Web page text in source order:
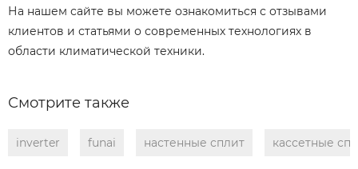
На нашем сайте вы можете ознакомиться с отзывами
клиентов и статьями о современных технологиях в
области климатической техники.
Смотрите также
inverter funai настенные сплит кассетные